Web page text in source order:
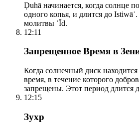
Ḍuhā начинается, когда солнце
одного копья, и длится до
молитвы ʿĪd.
12:11
Запрещенное Время в
Когда солнечный диск находится
время, в течение которого
запрещены. Этот период длится
12:15
Зухр